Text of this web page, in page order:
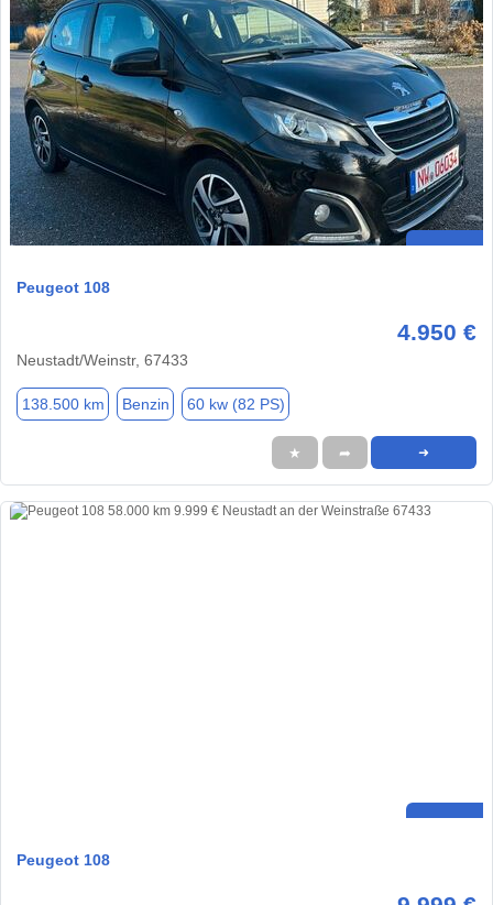
Peugeot 108
4.950 €
Neustadt/Weinstr, 67433
138.500 km Benzin 60 kw (82 PS)
★ ➦ ➜
Peugeot 108